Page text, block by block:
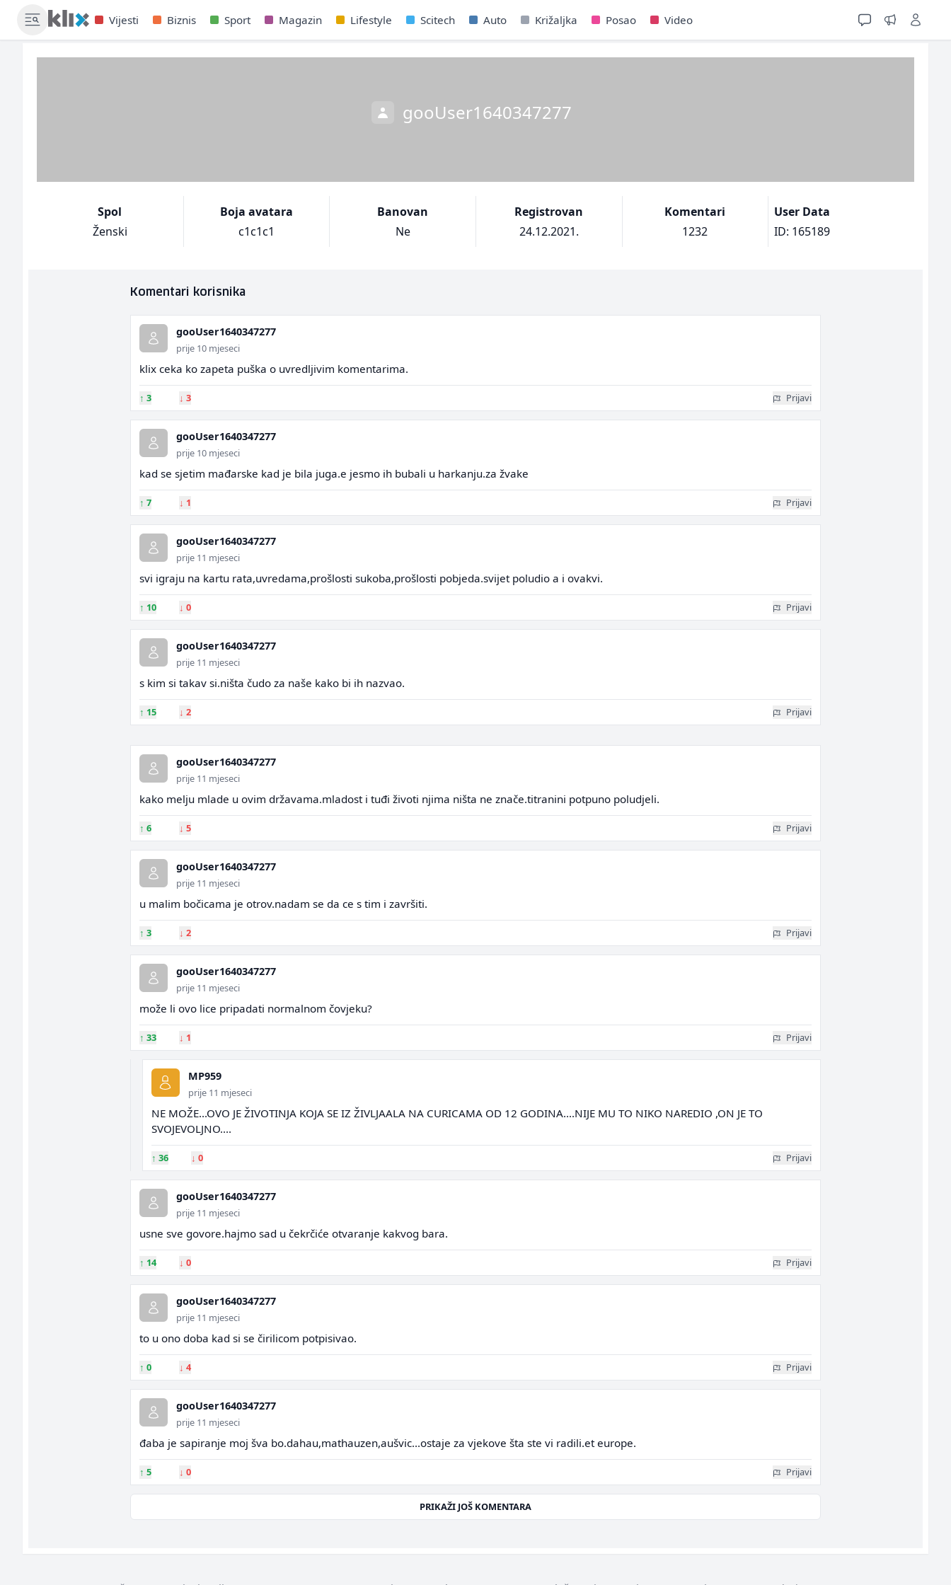
Vijesti Biznis Sport Magazin Lifestyle Scitech Auto Križaljka Posao Video
gooUser1640347277
Spol
Ženski
Boja avatara
c1c1c1
Banovan
Ne
Registrovan
24.12.2021.
Komentari
1232
User Data
ID: 165189
Komentari korisnika
gooUser1640347277
prije 10 mjeseci
klix ceka ko zapeta puška o uvredljivim komentarima.
↑ 3 ↓ 3 Prijavi
gooUser1640347277
prije 10 mjeseci
kad se sjetim mađarske kad je bila juga.e jesmo ih bubali u harkanju.za žvake
↑ 7 ↓ 1 Prijavi
gooUser1640347277
prije 11 mjeseci
svi igraju na kartu rata,uvredama,prošlosti sukoba,prošlosti pobjeda.svijet poludio a i ovakvi.
↑ 10 ↓ 0 Prijavi
gooUser1640347277
prije 11 mjeseci
s kim si takav si.ništa čudo za naše kako bi ih nazvao.
↑ 15 ↓ 2 Prijavi
gooUser1640347277
prije 11 mjeseci
kako melju mlade u ovim državama.mladost i tuđi životi njima ništa ne znače.titranini potpuno poludjeli.
↑ 6 ↓ 5 Prijavi
gooUser1640347277
prije 11 mjeseci
u malim bočicama je otrov.nadam se da ce s tim i završiti.
↑ 3 ↓ 2 Prijavi
gooUser1640347277
prije 11 mjeseci
može li ovo lice pripadati normalnom čovjeku?
↑ 33 ↓ 1 Prijavi
MP959
prije 11 mjeseci
NE MOŽE...OVO JE ŽIVOTINJA KOJA SE IZ ŽIVLJAALA NA CURICAMA OD 12 GODINA....NIJE MU TO NIKO NAREDIO ,ON JE TO
SVOJEVOLJNO....
↑ 36 ↓ 0 Prijavi
gooUser1640347277
prije 11 mjeseci
usne sve govore.hajmo sad u čekrčiće otvaranje kakvog bara.
↑ 14 ↓ 0 Prijavi
gooUser1640347277
prije 11 mjeseci
to u ono doba kad si se čirilicom potpisivao.
↑ 0 ↓ 4 Prijavi
gooUser1640347277
prije 11 mjeseci
đaba je sapiranje moj šva bo.dahau,mathauzen,aušvic...ostaje za vjekove šta ste vi radili.et europe.
↑ 5 ↓ 0 Prijavi
PRIKAŽI JOŠ KOMENTARA